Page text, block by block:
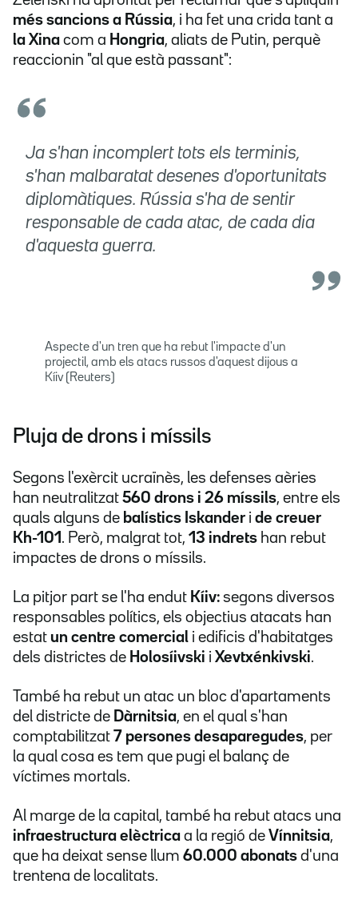
més sancions a Rússia, i ha fet una crida tant a
la Xina com a Hongria, aliats de Putin, perquè
reaccionin "al que està passant":
Ja s'han incomplert tots els terminis,
s'han malbaratat desenes d'oportunitats
diplomàtiques. Rússia s'ha de sentir
responsable de cada atac, de cada dia
d'aquesta guerra.
Aspecte d'un tren que ha rebut l'impacte d'un
projectil, amb els atacs russos d'aquest dijous a
Kíiv (Reuters)
Pluja de drons i míssils
Segons l'exèrcit ucraïnès, les defenses aèries
han neutralitzat 560 drons i 26 míssils, entre els
quals alguns de balístics Iskander i de creuer
Kh-101 . Però, malgrat tot, 13 indrets han rebut
impactes de drons o míssils.
La pitjor part se l'ha endut Kíiv: segons diversos
responsables polítics, els objectius atacats han
estat un centre comercial i edificis d'habitatges
dels districtes de Holosíivski i Xevtxénkivski.
També ha rebut un atac un bloc d'apartaments
del districte de Dàrnitsia, en el qual s'han
comptabilitzat 7 persones desaparegudes, per
la qual cosa es tem que pugi el balanç de
víctimes mortals.
Al marge de la capital, també ha rebut atacs una
infraestructura elèctrica a la regió de Vínnitsia,
que ha deixat sense llum 60.000 abonats d'una
trentena de localitats.